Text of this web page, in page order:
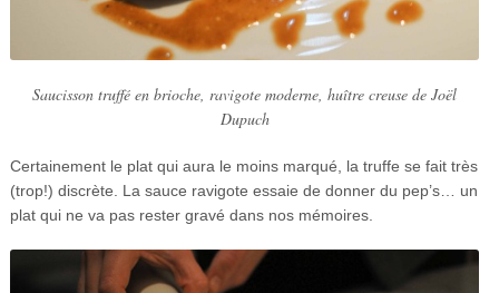
Saucisson truffé en brioche, ravigote moderne, huître creuse de Joël
Dupuch
Certainement le plat qui aura le moins marqué, la truffe se fait très
(trop!) discrète. La sauce ravigote essaie de donner du pep’s… un
plat qui ne va pas rester gravé dans nos mémoires.